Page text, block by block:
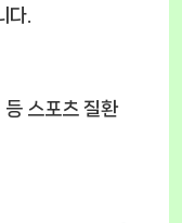
다.
등 스포츠 질환